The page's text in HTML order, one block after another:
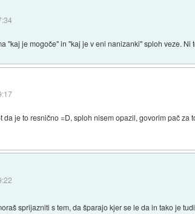
"kaj je mogoče" in "kaj je v eni nanizanki" sploh veze.
da je to resnično =D, sploh nisem opazil, govorim pač
sprijazniti s tem, da šparajo kjer se le da in tako je